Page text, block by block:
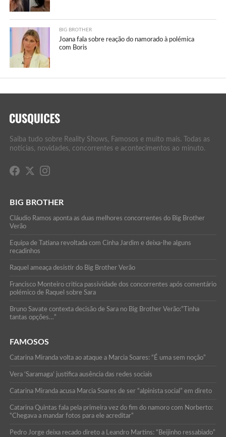
BIG BROTHER
Joana fala sobre reação do namorado à polémica
com Boris
Saiba tudo sobre Reality Shows, Famosos e muito mais. Todas as
notícias, novidades, concorrentes e acontecimentos ao minuto.
BIG BROTHER
Cláudio Ramos aponta as duas melhores concorrentes do Big Brother
Verão
Equipa de Tatiana revoltada com Cinha Jardim e deixa-lhe alguns
recadinhos
Raquel ameaça desistir do Big Brother Verão
Francisco Monteiro critica passividade dos concorrentes após comentário
polémico de Raquel sobre Sara
Bruno Savate contexta decisão de Sara no Big Brother Verão:”Tinha
tantas opções…”
FAMOSOS
Catarina Miranda volta ao ataque a Marcia Soares: “É uma sem noção”
Vera ‘Saramaga’ justifica ausência das redes sociais
Catarina Miranda acusa Marcia Soares de ser “alpinista social” em direto
Catarina Quintas fala pela primeira vez do fim do namoro com Norberto:
“Chegava a mandar fotos para ele acreditar”
Pedro Jorge deixa recado direto a Leandro Martins: “Beijinho ressabiado”